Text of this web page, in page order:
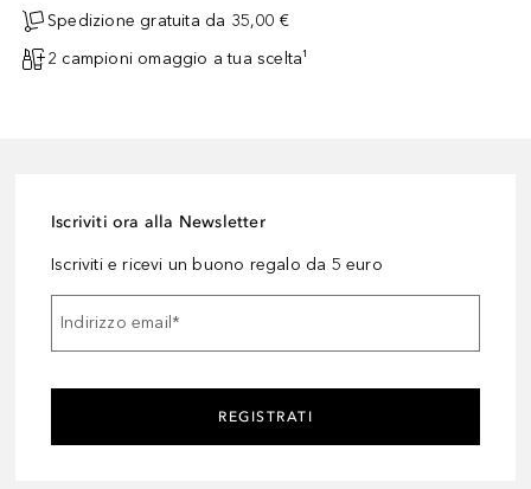
Spedizione gratuita da 35,00 €
2 campioni omaggio a tua scelta¹
Iscriviti ora alla Newsletter
Iscriviti e ricevi un buono regalo da 5 euro
Indirizzo email*
REGISTRATI